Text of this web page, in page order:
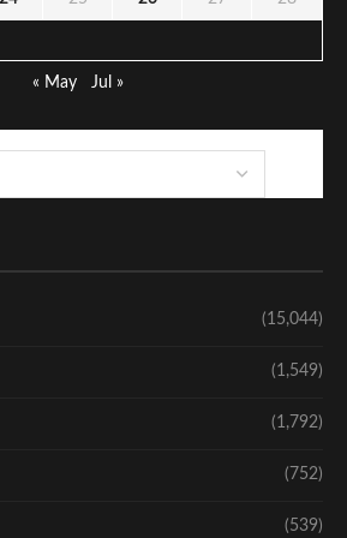
« May Jul »
(15,044)
(1,549)
(1,792)
(752)
(539)